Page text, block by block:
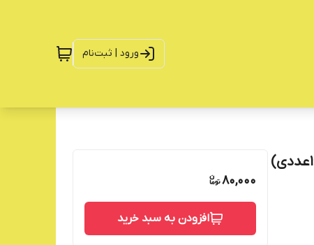
ورود | ثبت‌نام
80,000
افزودن به سبد خرید